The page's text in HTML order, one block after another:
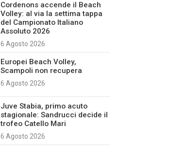
Cordenons accende il Beach
Volley: al via la settima tappa
del Campionato Italiano
Assoluto 2026
6 Agosto 2026
Europei Beach Volley,
Scampoli non recupera
6 Agosto 2026
Juve Stabia, primo acuto
stagionale: Sandrucci decide il
trofeo Catello Mari
6 Agosto 2026